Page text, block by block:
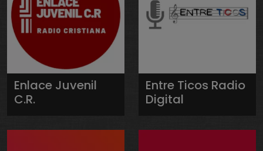
Enlace Juvenil
C.R.
Entre Ticos Radio
Digital